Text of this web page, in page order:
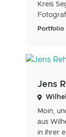
Kreis
Portfolio
Jens
Moin,
aus
in ihrer